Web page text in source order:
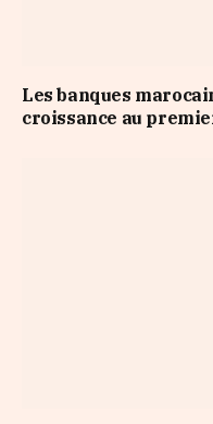
Les banques
croissance au